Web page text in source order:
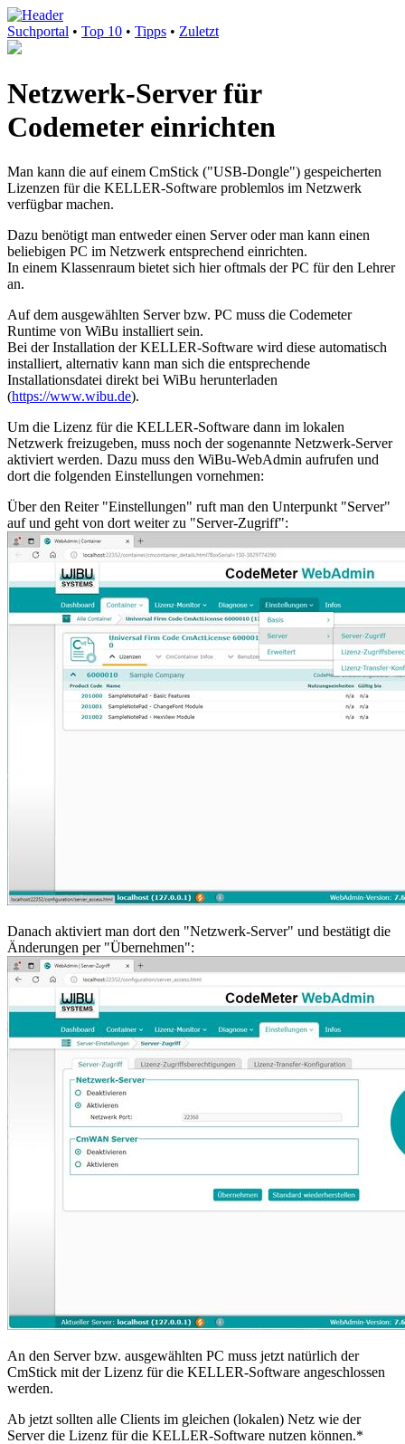
Suchportal • Top 10 • Tipps • Zuletzt
Netzwerk-Server für
Codemeter einrichten
Man kann die auf einem CmStick ("USB-Dongle") gespeicherten
Lizenzen für die KELLER-Software problemlos im Netzwerk
verfügbar machen.
Dazu benötigt man entweder einen Server oder man kann einen
beliebigen PC im Netzwerk entsprechend einrichten.
In einem Klassenraum bietet sich hier oftmals der PC für den Lehrer
an.
Auf dem ausgewählten Server bzw. PC muss die Codemeter
Runtime von WiBu installiert sein.
Bei der Installation der KELLER-Software wird diese automatisch
installiert, alternativ kann man sich die entsprechende
Installationsdatei direkt bei WiBu herunterladen
(https://www.wibu.de).
Um die Lizenz für die KELLER-Software dann im lokalen
Netzwerk freizugeben, muss noch der sogenannte Netzwerk-Server
aktiviert werden. Dazu muss den WiBu-WebAdmin aufrufen und
dort die folgenden Einstellungen vornehmen:
Über den Reiter "Einstellungen" ruft man den Unterpunkt "Server"
auf und geht von dort weiter zu "Server-Zugriff":
Danach aktiviert man dort den "Netzwerk-Server" und bestätigt die
Änderungen per "Übernehmen":
An den Server bzw. ausgewählten PC muss jetzt natürlich der
CmStick mit der Lizenz für die KELLER-Software angeschlossen
werden.
Ab jetzt sollten alle Clients im gleichen (lokalen) Netz wie der
Server die Lizenz für die KELLER-Software nutzen können.*